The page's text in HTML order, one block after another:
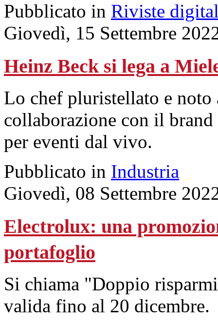
Pubblicato in Riviste
Giovedì, 15 Settembre
Heinz Beck si lega a
Lo chef pluristellato e
collaborazione con il
per eventi dal vivo.
Pubblicato in Industria
Giovedì, 08 Settembre
Electrolux: una
portafoglio
Si chiama "Doppio
valida fino al 20 dicembre.